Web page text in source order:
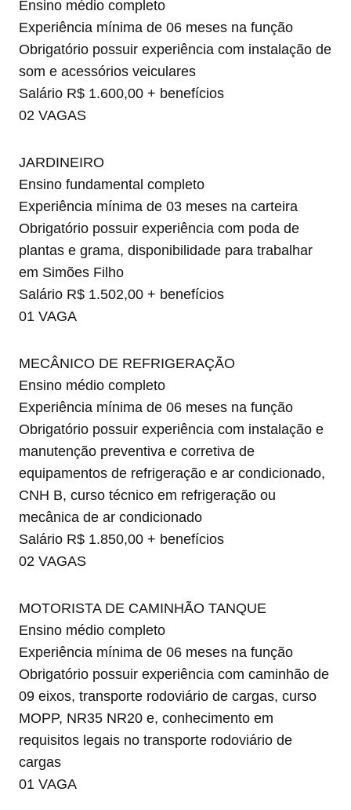
Ensino médio completo
Experiência mínima de 06 meses na função
Obrigatório possuir experiência com instalação de
som e acessórios veiculares
Salário R$ 1.600,00 + benefícios
02 VAGAS
JARDINEIRO
Ensino fundamental completo
Experiência mínima de 03 meses na carteira
Obrigatório possuir experiência com poda de
plantas e grama, disponibilidade para trabalhar
em Simões Filho
Salário R$ 1.502,00 + benefícios
01 VAGA
MECÂNICO DE REFRIGERAÇÃO
Ensino médio completo
Experiência mínima de 06 meses na função
Obrigatório possuir experiência com instalação e
manutenção preventiva e corretiva de
equipamentos de refrigeração e ar condicionado,
CNH B, curso técnico em refrigeração ou
mecânica de ar condicionado
Salário R$ 1.850,00 + benefícios
02 VAGAS
MOTORISTA DE CAMINHÃO TANQUE
Ensino médio completo
Experiência mínima de 06 meses na função
Obrigatório possuir experiência com caminhão de
09 eixos, transporte rodoviário de cargas, curso
MOPP, NR35 NR20 e, conhecimento em
requisitos legais no transporte rodoviário de
cargas
01 VAGA